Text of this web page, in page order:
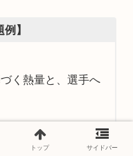
】
く熱量と、選手へ
さん、手越祐也さん
トップ サイドバー